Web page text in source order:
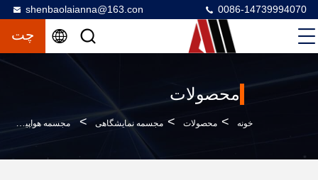
shenbaolaianna@163.con 0086-14739994070
چت
محصولات
خونه > محصولات > مجسمه نمایشگاهی > مجسمه هواپیماهای مسافرتی قابل تنظیم از فولاد ضد زنگ برای تزئینات بیرونی و هنر هوانوردی